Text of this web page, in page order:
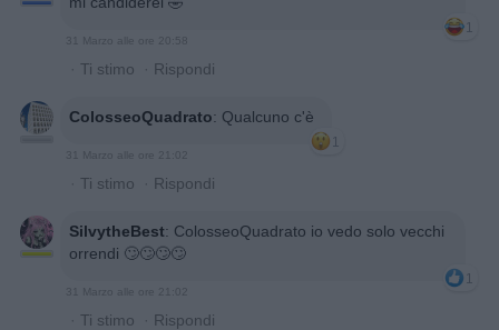
1
31 Marzo alle ore 20:58
· Ti stimo · Rispondi
ColosseoQuadrato: Qualcuno c'è
1
31 Marzo alle ore 21:02
· Ti stimo · Rispondi
SilvytheBest: ColosseoQuadrato io vedo solo vecchi
orrendi 🙄🙄🙄🙄
1
31 Marzo alle ore 21:02
· Ti stimo · Rispondi